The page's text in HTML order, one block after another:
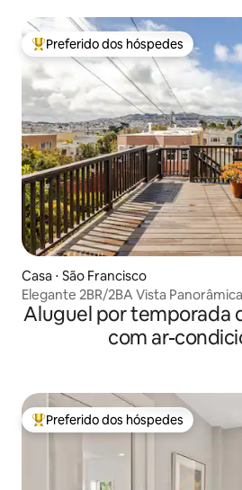
Entre os melhores preferidos dos
Preferido dos hóspedes
Casa ⋅ São Francisco
Elegante 2BR/2BA Vista
perto de BART
Aluguel por temporada
com ar-
Entre os melhores preferidos dos
Preferido dos hóspedes